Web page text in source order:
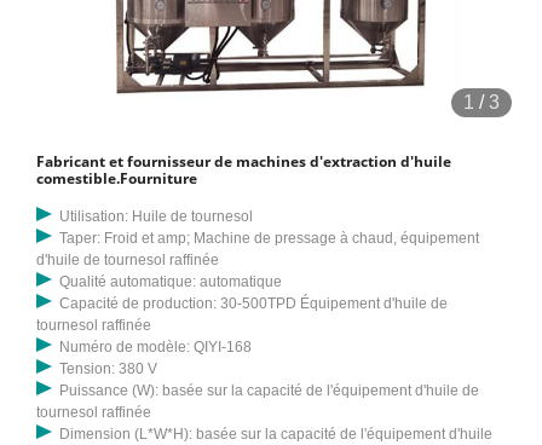
1 /3
Fabricant et fournisseur de machines d'extraction d'huile
comestible.Fourniture
Utilisation: Huile de tournesol
Taper: Froid et amp; Machine de pressage à chaud, équipement
d'huile de tournesol raffinée
Qualité automatique: automatique
Capacité de production: 30-500TPD Équipement d'huile de
tournesol raffinée
Numéro de modèle: QIYI-168
Tension: 380 V
Puissance (W): basée sur la capacité de l'équipement d'huile de
tournesol raffinée
Dimension (L*W*H): basée sur la capacité de l'équipement d'huile